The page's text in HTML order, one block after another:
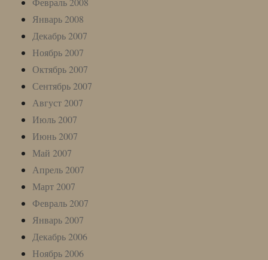
Январь 2008
Декабрь 2007
Ноябрь 2007
Октябрь 2007
Сентябрь 2007
Август 2007
Июль 2007
Июнь 2007
Май 2007
Апрель 2007
Март 2007
Февраль 2007
Январь 2007
Декабрь 2006
Ноябрь 2006